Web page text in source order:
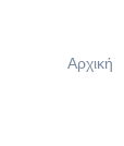
Αρχική